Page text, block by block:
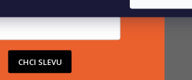
CHCI SLEVU